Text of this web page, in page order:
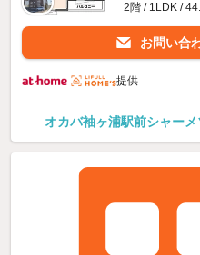
2階 / 1LDK /
お問い合
提供
オカバ袖ヶ浦駅前シャー